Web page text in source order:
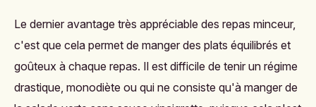
Le dernier avantage très appréciable des repas minceur,
c'est que cela permet de manger des plats équilibrés et
goûteux à chaque repas. Il est difficile de tenir un régime
drastique, monodiète ou qui ne consiste qu'à manger de